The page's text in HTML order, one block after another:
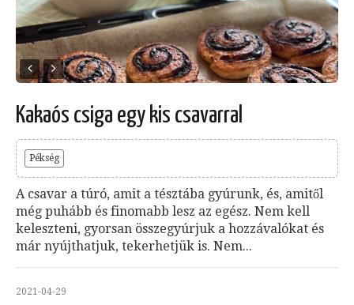
Kakaós csiga egy kis csavarral
Pékség
A csavar a túró, amit a tésztába gyúrunk, és, amitől
még puhább és finomabb lesz az egész. Nem kell
keleszteni, gyorsan összegyúrjuk a hozzávalókat és
már nyújthatjuk, tekerhetjük is. Nem...
2021-04-29